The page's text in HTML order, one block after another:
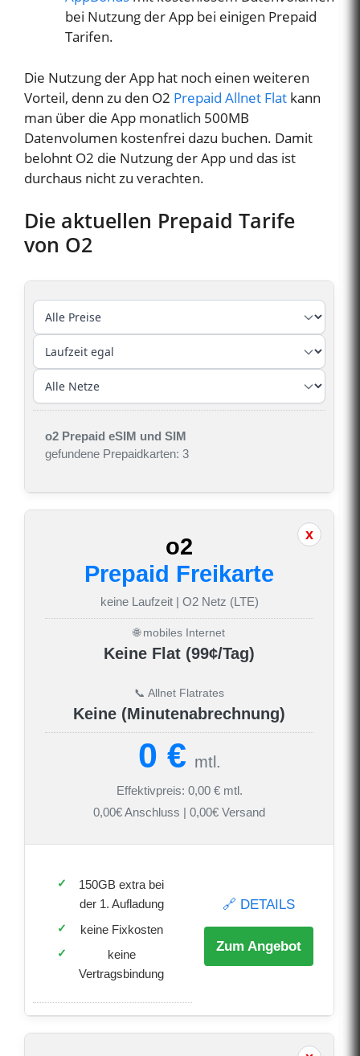
bei Nutzung der App bei einigen Prepaid
Tarifen.
Die Nutzung der App hat noch einen weiteren
Vorteil, denn zu den O2 Prepaid Allnet Flat kann
man über die App monatlich 500MB
Datenvolumen kostenfrei dazu buchen. Damit
belohnt O2 die Nutzung der App und das ist
durchaus nicht zu verachten.
Die aktuellen Prepaid Tarife
von O2
o2 Prepaid eSIM und SIM
gefundene Prepaidkarten: 3
o2
Prepaid Freikarte
keine Laufzeit | O2 Netz (LTE)
🌐 mobiles Internet
Keine Flat (99¢/Tag)
📞 Allnet Flatrates
Keine (Minutenabrechnung)
0 € mtl.
Effektivpreis: 0,00 € mtl.
0,00€ Anschluss | 0,00€ Versand
150GB extra bei
der 1. Aufladung
keine Fixkosten
keine
Vertragsbindung
🔗 DETAILS
Zum Angebot